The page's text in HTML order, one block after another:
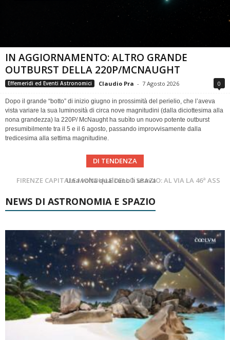
IN AGGIORNAMENTO: ALTRO GRANDE
OUTBURST DELLA 220P/MCNAUGHT
Effemeridi ed Eventi Astronomici Claudio Pra - 7 Agosto 2026 0
Dopo il grande “botto” di inizio giugno in prossimità del perielio, che l’aveva
vista variare la sua luminosità di circa nove magnitudini (dalla diciottesima alla
nona grandezza) la 220P/ McNaught ha subìto un nuovo potente outburst
presumibilmente tra il 5 e il 6 agosto, passando improvvisamente dalla
tredicesima alla settima magnitudine.
DI TENDENZA
FIRENZE CAPITALE MONDIALE DELLO SPAZIO: AL VIA LA 46ª ASSEMBLEA SCIENTIFICA DEL COSPAR
Cielo del Mese di Agosto 2026
NEWS DI ASTRONOMIA E SPAZIO